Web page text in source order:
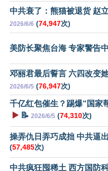
中共衰了：熊猫被退货 赵
2026/6/6 (74,947次)
美防长聚焦台海 专家警告
邓丽君最后誓言 六四改变
2026/6/5 (76,947次)
千亿红包催生？踢爆“国家
▶️ 📝 2026/6/5 (74,310次)
操弄仇日弄巧成拙 中共逼
(57,485次)
中共疯狂囤稀土 西方国防